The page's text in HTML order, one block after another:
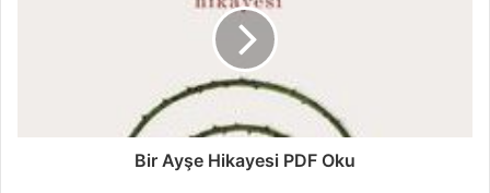
Bir Ayşe Hikayesi PDF Oku